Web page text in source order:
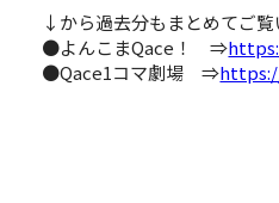
↓から過去分もまとめてご覧
●よんこまQace！ ⇒
●Qace1コマ劇場 ⇒